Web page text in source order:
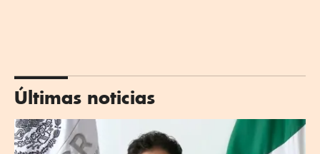
Últimas noticias